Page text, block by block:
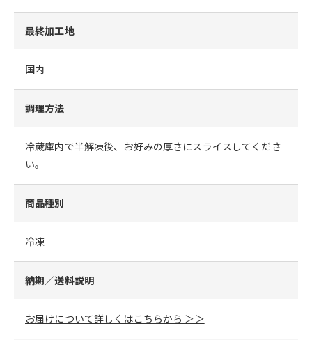
最終加工地
国内
調理方法
冷蔵庫内で半解凍後、お好みの厚さにスライスしてくださ
い。
商品種別
冷凍
納期／送料説明
お届けについて詳しくはこちらから ＞＞